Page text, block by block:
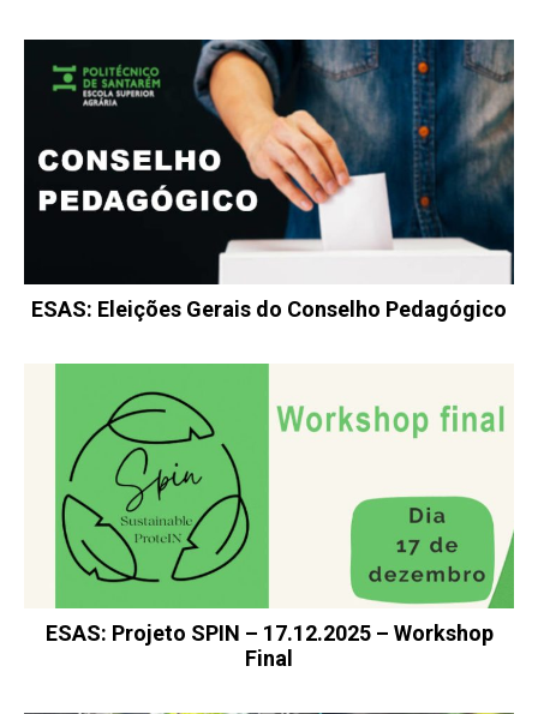
ESAS: Eleições Gerais do Conselho Pedagógico
ESAS: Projeto SPIN – 17.12.2025 – Workshop
Final